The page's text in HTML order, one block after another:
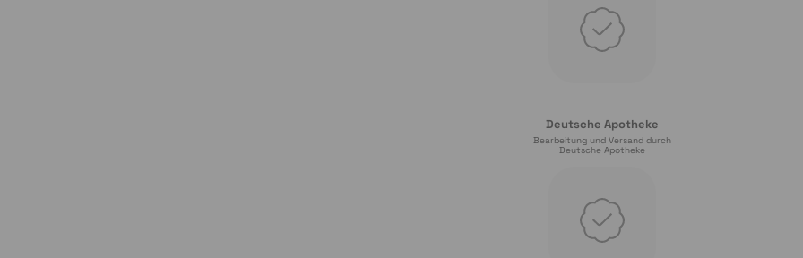
Deutsche Apotheke
Bearbeitung und Versand durch
Deutsche Apotheke